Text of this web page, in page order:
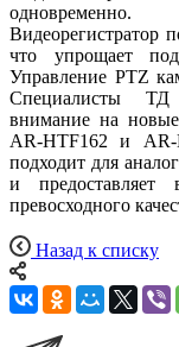
одновременно.
Видеорегистратор
что упрощает
Управление PTZ
Специалисты ТД
внимание на
AR-HTF162 и AR-
подходит для
и предоставляет
превосходного
Назад к списку